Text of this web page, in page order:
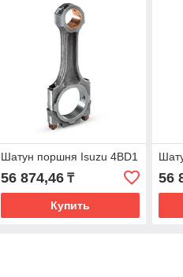
Шатун поршня Isuzu 4BD1
56 874,46₸
Купить
56